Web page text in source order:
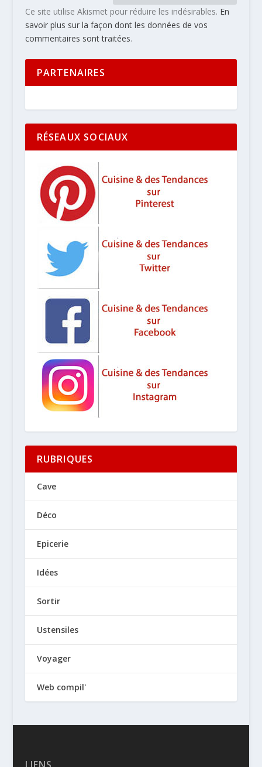
Ce site utilise Akismet pour réduire les indésirables. En
savoir plus sur la façon dont les données de vos
commentaires sont traitées.
PARTENAIRES
RÉSEAUX SOCIAUX
RUBRIQUES
Cave
Déco
Epicerie
Idées
Sortir
Ustensiles
Voyager
Web compil'